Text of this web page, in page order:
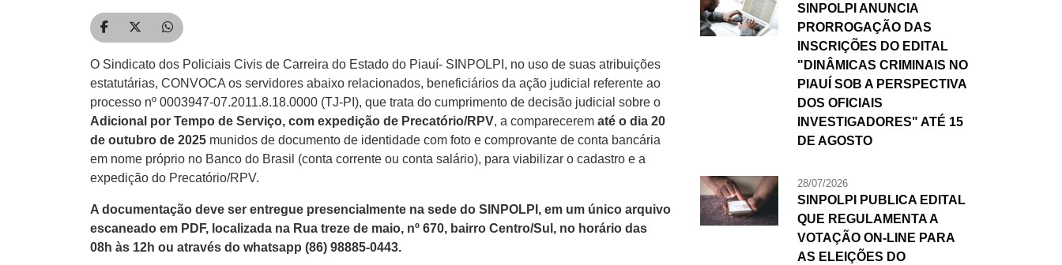
Compartilhar no Facebook
Compartilhar no Twitter
Compartilhar no WhatsApp
O Sindicato dos Policiais Civis de Carreira do Estado do Piauí- SINPOLPI, no uso de suas atribuições
estatutárias, CONVOCA os servidores abaixo relacionados, beneficiários da ação judicial referente ao
processo nº 0003947-07.2011.8.18.0000 (TJ-PI), que trata do cumprimento de decisão judicial sobre o
Adicional por Tempo de Serviço, com expedição de Precatório/RPV, a comparecerem até o dia 20
de outubro de 2025 munidos de documento de identidade com foto e comprovante de conta bancária
em nome próprio no Banco do Brasil (conta corrente ou conta salário), para viabilizar o cadastro e a
expedição do Precatório/RPV.
A documentação deve ser entregue presencialmente na sede do SINPOLPI, em um único arquivo
escaneado em PDF, localizada na Rua treze de maio, nº 670, bairro Centro/Sul, no horário das
08h às 12h ou através do whatsapp (86) 98885-0443.
SINPOLPI ANUNCIA
PRORROGAÇÃO DAS
INSCRIÇÕES DO EDITAL
"DINÂMICAS CRIMINAIS NO
PIAUÍ SOB A PERSPECTIVA
DOS OFICIAIS
INVESTIGADORES" ATÉ 15
DE AGOSTO
28/07/2026
SINPOLPI PUBLICA EDITAL
QUE REGULAMENTA A
VOTAÇÃO ON-LINE PARA
AS ELEIÇÕES DO